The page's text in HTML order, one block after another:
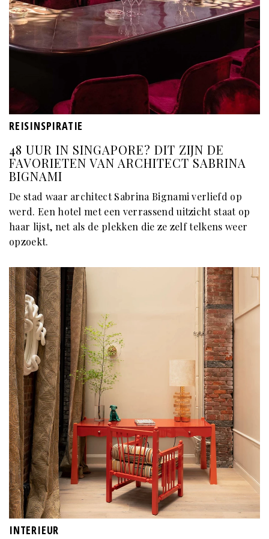
REISINSPIRATIE
48 UUR IN SINGAPORE? DIT ZIJN DE
FAVORIETEN VAN ARCHITECT SABRINA
BIGNAMI
De stad waar architect Sabrina Bignami verliefd op
werd. Een hotel met een verrassend uitzicht staat op
haar lijst, net als de plekken die ze zelf telkens weer
opzoekt.
INTERIEUR